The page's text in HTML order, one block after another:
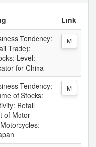
Link
Tendency:
Trade):
Level:
for China
M
Tendency:
of Stocks:
Retail
of Motor
M